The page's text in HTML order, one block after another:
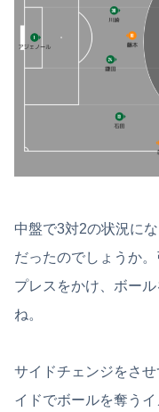
中盤で3対2の状況に
だったのでしょうか
プレスをかけ、ボー
ね。
サイドチェンジをさ
イドでボールを奪うイ